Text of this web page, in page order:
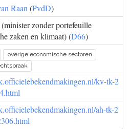
Raan (PvdD)
(minister zonder portefeuille
zaken en klimaat) (D66)
overige economische sectoren
kv-tk-2
ah-tk-2